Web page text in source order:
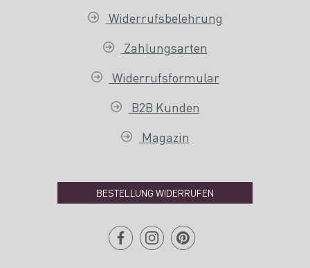
Widerrufsbelehrung
Zahlungsarten
Widerrufsformular
B2B Kunden
Magazin
BESTELLUNG WIDERRUFEN